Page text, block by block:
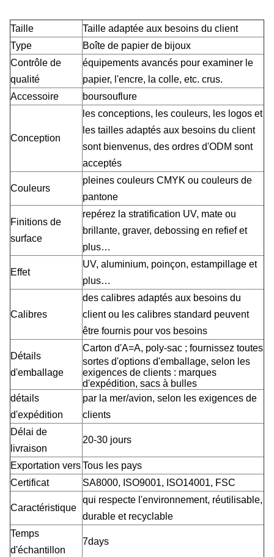
Taille
Taille adaptée aux besoins du client
Type
Boîte de papier de bijoux
Contrôle de
qualité
équipements avancés pour examiner le
papier, l'encre, la colle, etc. crus.
Accessoire
boursouflure
Conception
les conceptions, les couleurs, les logos et
les tailles adaptés aux besoins du client
sont bienvenus, des ordres d'ODM sont
acceptés
Couleurs
pleines couleurs CMYK ou couleurs de
pantone
Finitions de
surface
repérez la stratification UV, mate ou
brillante, graver, debossing en refief et
plus…
Effet
UV, aluminium, poinçon, estampillage et
plus…
Calibres
des calibres adaptés aux besoins du
client ou les calibres standard peuvent
être fournis pour vos besoins
Détails
d'emballage
Carton d'A=A, poly-sac ; fournissez toutes
sortes d'options d'emballage, selon les
exigences de clients : marques
d'expédition, sacs à bulles
détails
d'expédition
par la mer/avion, selon les exigences de
clients
Délai de
livraison
20-30 jours
Exportation versTous les pays
Certificat
SA8000, ISO9001, ISO14001, FSC
Caractéristique
qui respecte l'environnement, réutilisable,
durable et recyclable
Temps
d'échantillon
7days